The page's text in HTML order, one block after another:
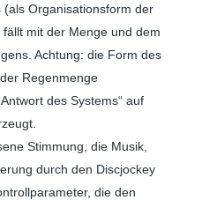
Organisationsform der
mit der Menge und dem
Achtung: die Form des
Regenmenge
des Systems“ auf
Stimmung, die Musik,
durch den Discjockey
die den